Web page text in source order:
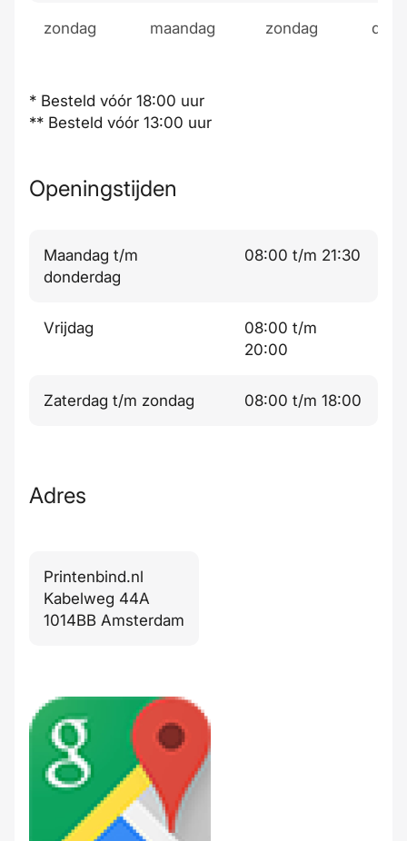
zondag maandag zondag
* Besteld vóór 18:00 uur
** Besteld vóór 13:00 uur
Openingstijden
Maandag t/m
donderdag
08:00 t/m 21:30
Vrijdag
08:00 t/m
20:00
Zaterdag t/m zondag 08:00 t/m 18:00
Adres
Printenbind.nl
Kabelweg 44A
1014BB Amsterdam